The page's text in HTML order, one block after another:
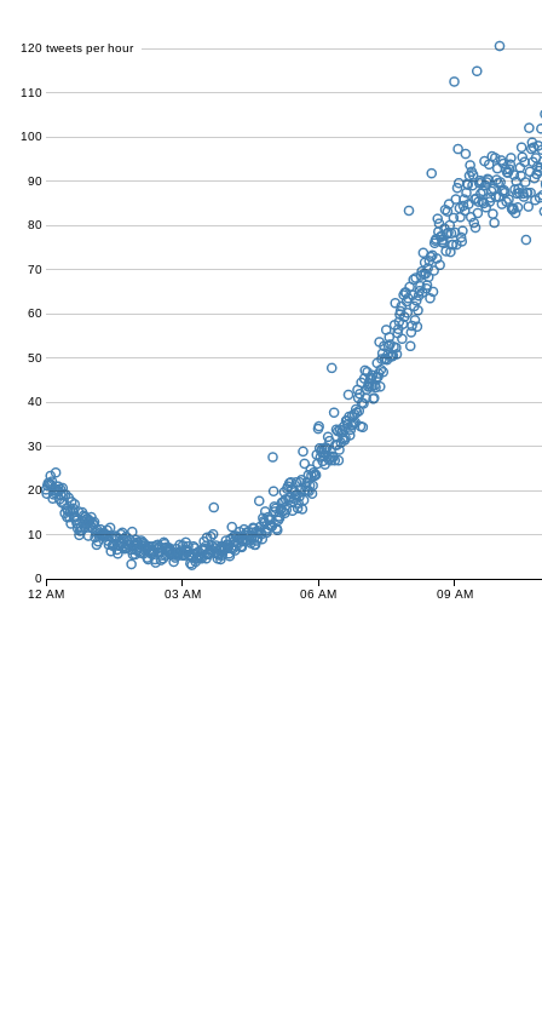
12 AM 03 AM 06 AM 09 AM
0
10
20
30
40
50
60
70
80
90
100
110
120 tweets per hour